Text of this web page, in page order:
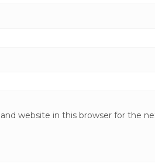
website in this browser for the